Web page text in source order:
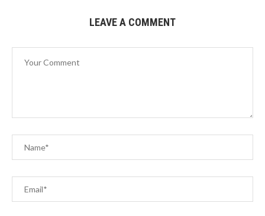
LEAVE A COMMENT